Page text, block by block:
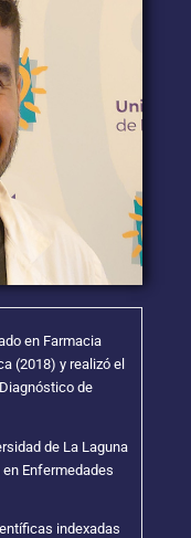
en Farmacia
(2018) y realizó el
de
de La Laguna
Enfermedades
indexadas